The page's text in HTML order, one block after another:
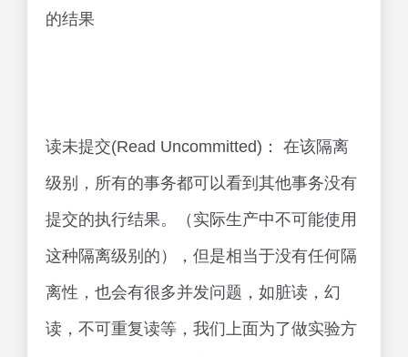
的结果
读未提交(Read Uncommitted)： 在该隔离
级别，所有的事务都可以看到其他事务没有
提交的执行结果。（实际生产中不可能使用
这种隔离级别的），但是相当于没有任何隔
离性，也会有很多并发问题，如脏读，幻
读，不可重复读等，我们上面为了做实验方